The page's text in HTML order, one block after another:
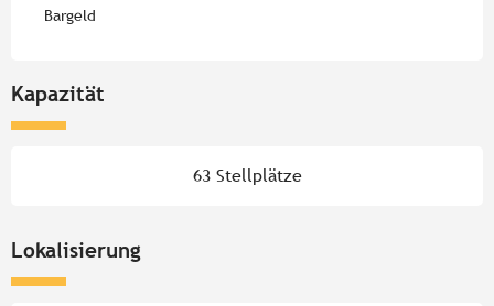
Bargeld
Kapazität
63 Stellplätze
Lokalisierung